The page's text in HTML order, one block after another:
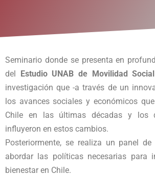
Seminario donde se presenta en
del Estudio UNAB de Movilidad
investigación que -a través de un
los avances sociales y económicos
Chile en las últimas décadas y los
influyeron en estos cambios.
Posteriormente, se realiza un panel de
abordar las políticas necesarias para
bienestar en Chile.